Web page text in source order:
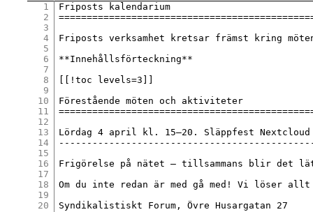
1
2
3
4
5
6
7
8
9
10
11
12
13
14
15
16
17
18
19
20
Friposts kalendarium
Friposts verksamhet kretsar främst kring
**Innehållsförteckning**
[[!toc levels=3]]
Förestående möten och aktiviteter
Lördag 4 april kl. 15–20. Släppfest Nextcloud
Frigörelse på nätet – tillsammans blir det
Om du inte redan är med gå med! Vi löser
Syndikalistiskt Forum, Övre Husargatan 27